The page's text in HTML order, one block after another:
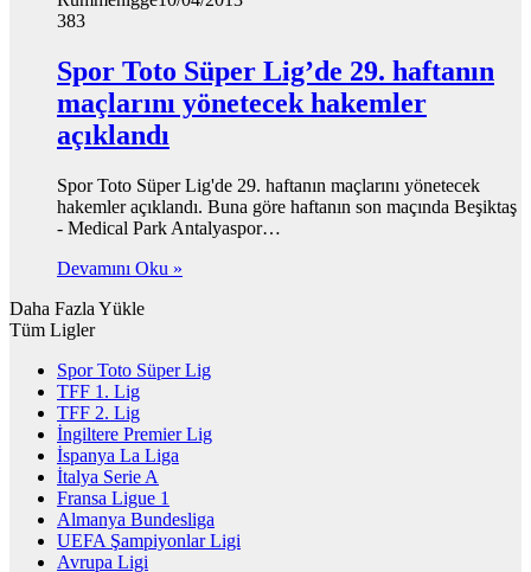
383
Spor Toto Süper Lig’de 29. haftanın
maçlarını yönetecek hakemler
açıklandı
Spor Toto Süper Lig'de 29. haftanın maçlarını yönetecek
hakemler açıklandı. Buna göre haftanın son maçında Beşiktaş
- Medical Park Antalyaspor…
Devamını Oku »
Daha Fazla Yükle
Tüm Ligler
Spor Toto Süper Lig
TFF 1. Lig
TFF 2. Lig
İngiltere Premier Lig
İspanya La Liga
İtalya Serie A
Fransa Ligue 1
Almanya Bundesliga
UEFA Şampiyonlar Ligi
Avrupa Ligi